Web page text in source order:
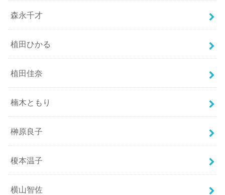
森永千才
植田ひかる
植田佳奈
楠木ともり
榊原良子
榎本温子
横山智佐